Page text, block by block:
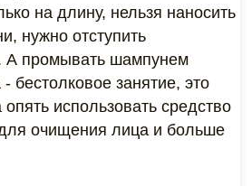
на длину, нельзя наносить
нужно отступить
А промывать шампунем
бестолковое занятие, это
использовать средство
очищения лица и больше